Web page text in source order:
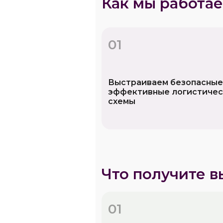
01
Выстраиваем
эффективные
схемы
Что получите
01